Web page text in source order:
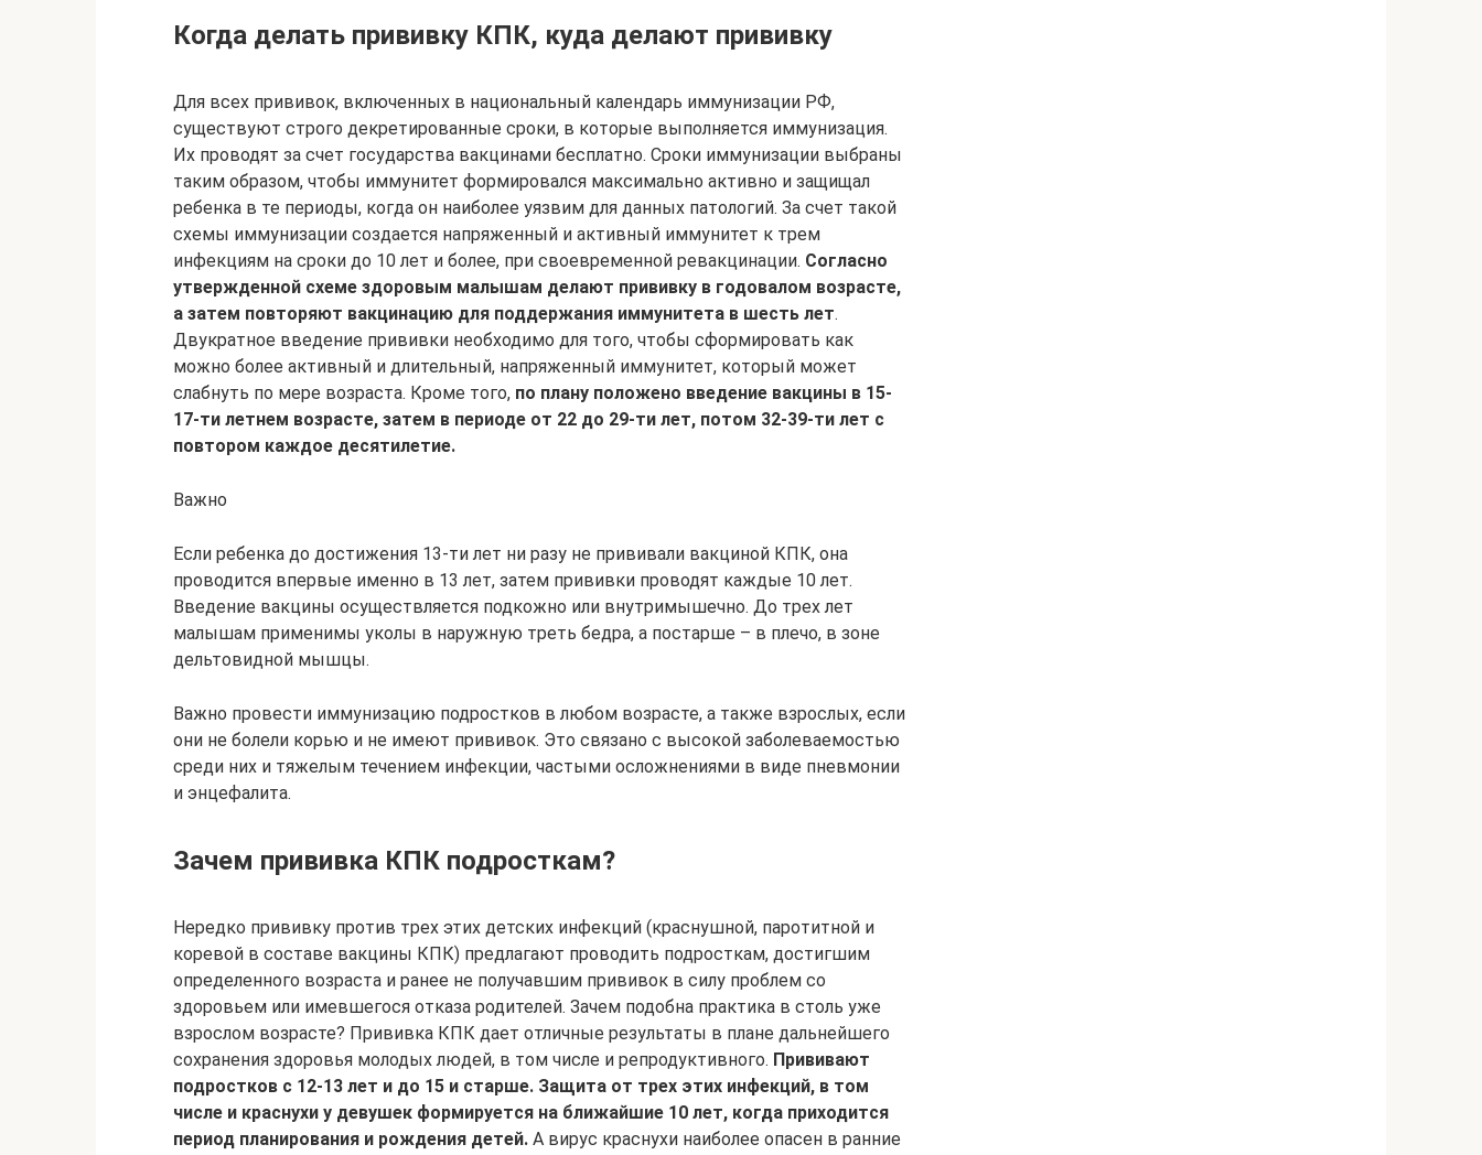
Когда делать прививку КПК, куда делают прививку
Для всех прививок, включенных в национальный календарь иммунизации РФ,
существуют строго декретированные сроки, в которые выполняется иммунизация.
Их проводят за счет государства вакцинами бесплатно. Сроки иммунизации выбраны
таким образом, чтобы иммунитет формировался максимально активно и защищал
ребенка в те периоды, когда он наиболее уязвим для данных патологий. За счет такой
схемы иммунизации создается напряженный и активный иммунитет к трем
инфекциям на сроки до 10 лет и более, при своевременной ревакцинации. Согласно
утвержденной схеме здоровым малышам делают прививку в годовалом возрасте,
а затем повторяют вакцинацию для поддержания иммунитета в шесть лет.
Двукратное введение прививки необходимо для того, чтобы сформировать как
можно более активный и длительный, напряженный иммунитет, который может
слабнуть по мере возраста. Кроме того, по плану положено введение вакцины в 15-
17-ти летнем возрасте, затем в периоде от 22 до 29-ти лет, потом 32-39-ти лет с
повтором каждое десятилетие.
Важно
Если ребенка до достижения 13-ти лет ни разу не прививали вакциной КПК, она
проводится впервые именно в 13 лет, затем прививки проводят каждые 10 лет.
Введение вакцины осуществляется подкожно или внутримышечно. До трех лет
малышам применимы уколы в наружную треть бедра, а постарше – в плечо, в зоне
дельтовидной мышцы.
Важно провести иммунизацию подростков в любом возрасте, а также взрослых, если
они не болели корью и не имеют прививок. Это связано с высокой заболеваемостью
среди них и тяжелым течением инфекции, частыми осложнениями в виде пневмонии
и энцефалита.
Зачем прививка КПК подросткам?
Нередко прививку против трех этих детских инфекций (краснушной, паротитной и
коревой в составе вакцины КПК) предлагают проводить подросткам, достигшим
определенного возраста и ранее не получавшим прививок в силу проблем со
здоровьем или имевшегося отказа родителей. Зачем подобна практика в столь уже
взрослом возрасте? Прививка КПК дает отличные результаты в плане дальнейшего
сохранения здоровья молодых людей, в том числе и репродуктивного. Прививают
подростков с 12-13 лет и до 15 и старше. Защита от трех этих инфекций, в том
числе и краснухи у девушек формируется на ближайшие 10 лет, когда приходится
период планирования и рождения детей. А вирус краснухи наиболее опасен в ранние